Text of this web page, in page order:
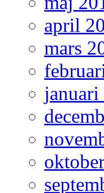
april
mars
januari